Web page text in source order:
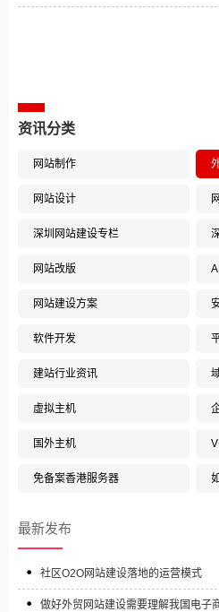
资讯分类
网站制作
网站设计
深圳网站建设专栏
网站改版
网站建设方案
软件开发
建站行业资讯
虚拟主机
国外主机
免备案香港服务器
最新发布
社区O2O网站建设落地的运营模式
做好外贸网站建设需要理解我国电子